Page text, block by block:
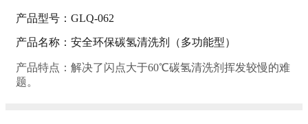
产品型号：GLQ-062
产品名称：安全环保碳氢清洗剂（多功能型）
产品特点：解决了闪点大于60℃碳氢清洗剂挥发较慢的难
题。